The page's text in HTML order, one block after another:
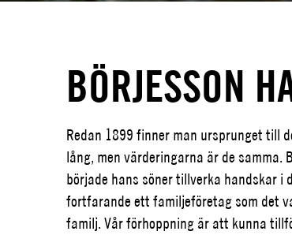
BÖRJESSON
Redan 1899 finner man ursprunget till
lång, men värderingarna är de
började hans söner tillverka handskar i
fortfarande ett familjeföretag som det
familj. Vår förhoppning är att kunna